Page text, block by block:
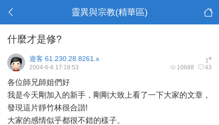
靈異與宗教(精華區)
什麼才是修?
1#
遊客 61.230.28.8261.x
10688 43
2004-6-6 17:18:53
各位師兄師姐們好
我是今天剛加入的新手，剛剛大致上看了一下大家的文章，
發現這片靜竹林很合諧!
大家的感情似乎都很不錯的樣子。